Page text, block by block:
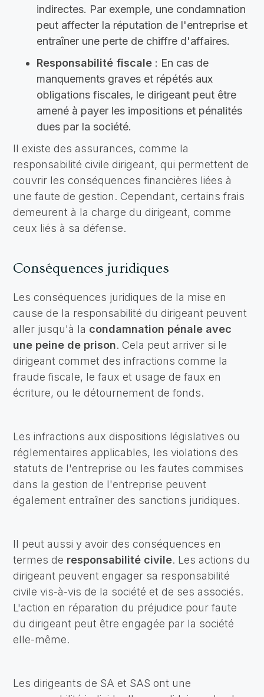
indirectes. Par exemple, une condamnation
peut affecter la réputation de l'entreprise et
entraîner une perte de chiffre d'affaires.
Responsabilité fiscale : En cas de
manquements graves et répétés aux
obligations fiscales, le dirigeant peut être
amené à payer les impositions et pénalités
dues par la société.
Il existe des assurances, comme la
responsabilité civile dirigeant, qui permettent de
couvrir les conséquences financières liées à
une faute de gestion. Cependant, certains frais
demeurent à la charge du dirigeant, comme
ceux liés à sa défense.
Conséquences juridiques
Les conséquences juridiques de la mise en
cause de la responsabilité du dirigeant peuvent
aller jusqu'à la condamnation pénale avec
une peine de prison. Cela peut arriver si le
dirigeant commet des infractions comme la
fraude fiscale, le faux et usage de faux en
écriture, ou le détournement de fonds.
Les infractions aux dispositions législatives ou
réglementaires applicables, les violations des
statuts de l'entreprise ou les fautes commises
dans la gestion de l'entreprise peuvent
également entraîner des sanctions juridiques.
Il peut aussi y avoir des conséquences en
termes de responsabilité civile. Les actions du
dirigeant peuvent engager sa responsabilité
civile vis-à-vis de la société et de ses associés.
L'action en réparation du préjudice pour faute
du dirigeant peut être engagée par la société
elle-même.
Les dirigeants de SA et SAS ont une